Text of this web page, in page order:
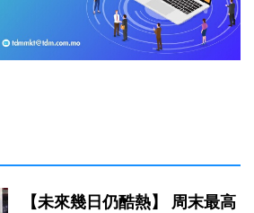
【未來幾日仍酷熱】 周末最高